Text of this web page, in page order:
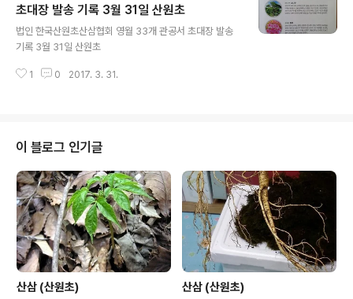
초대장 발송 기록 3월 31일 산원초
법인 한국산원초산삼협회 영월 33개 관공서 초대장 발송
기록 3월 31일 산원초
1 0 2017. 3. 31.
이 블로그 인기글
산삼 (산원초) 산삼 (산원초)